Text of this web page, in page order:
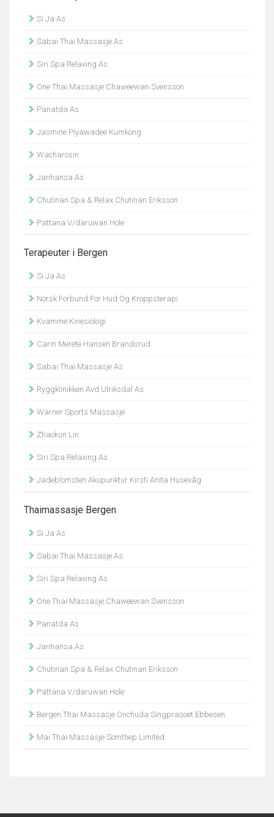
Si Ja As
Sabai Thai Massasje As
Siri Spa Relaxing As
One Thai Massasje Chaweewan Svensson
Panatda As
Jasmine Piyawadee Kumkong
Wacharosin
Janhansa As
Chutinan Spa & Relax Chutinan Eriksson
Pattana V/daruwan Hole
Terapeuter i Bergen
Si Ja As
Norsk Forbund For Hud Og Kroppsterapi
Kvamme Kinesiologi
Carin Merete Hansen Brandsrud
Sabai Thai Massasje As
Ryggklinikken Avd Ulriksdal As
Warner Sports Massasje
Zhaokun Lin
Siri Spa Relaxing As
Jadeblomsten Akupunktur Kirsti Anita Husevåg
Thaimassasje Bergen
Si Ja As
Sabai Thai Massasje As
Siri Spa Relaxing As
One Thai Massasje Chaweewan Svensson
Panatda As
Janhansa As
Chutinan Spa & Relax Chutinan Eriksson
Pattana V/daruwan Hole
Bergen Thai Massasje Onchuda Singprasoet Ebbesen
Mai Thai Massasje-Somthep Limited